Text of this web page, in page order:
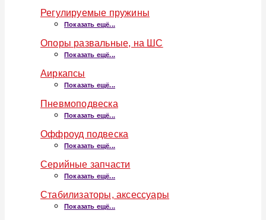
Регулируемые пружины
Показать ещё...
Опоры развальные, на ШС
Показать ещё...
Аиркапсы
Показать ещё...
Пневмоподвеска
Показать ещё...
Оффроуд подвеска
Показать ещё...
Серийные запчасти
Показать ещё...
Стабилизаторы, аксессуары
Показать ещё...